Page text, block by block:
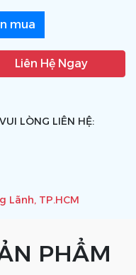
mua
Liên Hệ Ngay
LÒNG LIÊN HỆ:
Lãnh, TP.HCM
PHẨM